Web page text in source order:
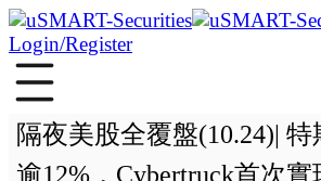
Login/Register
隔夜美股全覆盤(10.24)|
逾12%，Cybertruck首次